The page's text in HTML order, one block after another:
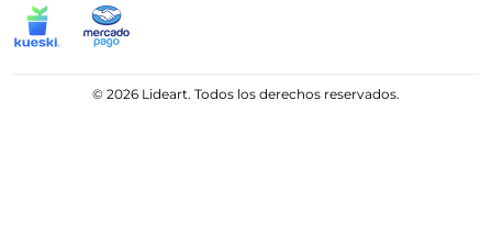
© 2026 Lideart. Todos los derechos reservados.